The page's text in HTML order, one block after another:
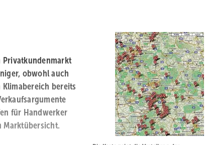
Privatkundenmarkt
obwohl auch
bereits
für Handwerker
Marktübersicht.